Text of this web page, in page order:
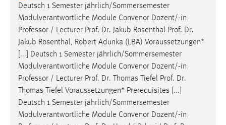
Deutsch 1 Semester jährlich/Sommersemester
Modulverantwortliche Module Convenor Dozent/-in
Professor / Lecturer Prof. Dr. Jakub Rosenthal Prof. Dr.
Jakub Rosenthal, Robert Adunka (LBA) Voraussetzungen*
[...] Deutsch 1 Semester jährlich/Sommersemester
Modulverantwortliche Module Convenor Dozent/-in
Professor / Lecturer Prof. Dr. Thomas Tiefel Prof. Dr.
Thomas Tiefel Voraussetzungen* Prerequisites [...]
Deutsch 1 Semester jährlich/Sommersemester
Modulverantwortliche Module Convenor Dozent/-in